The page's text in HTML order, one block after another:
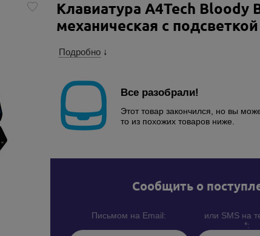
Клавиатура A4Tech Bloody
механическая с
Подробно ↓
Все разобрали!
Этот товар закончился, но вы
то из похожих товаров ниже.
Cообщить о
Письмом на Email:
или SMS на
*: